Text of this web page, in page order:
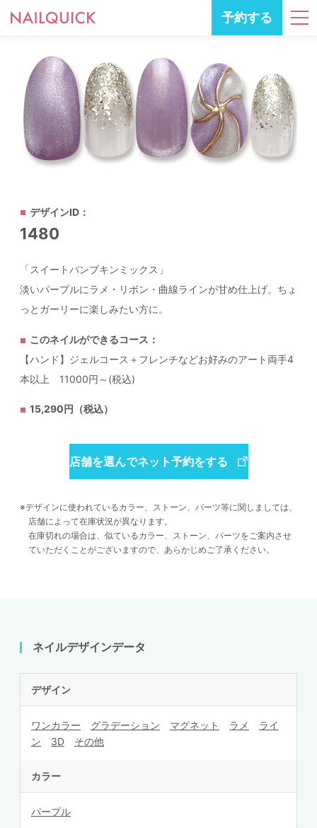
予約する
デザインID：
1480
「スイートパンプキンミックス」
淡いパープルにラメ・リボン・曲線ラインが甘め仕上げ。ちょ
っとガーリーに楽しみたい方に。
このネイルができるコース：
【ハンド】ジェルコース＋フレンチなどお好みのアート両手4
本以上 11000円～(税込)
15,290円（税込）
店舗を選んでネット予約をする
デザインに使われているカラー、ストーン、パーツ等に関しましては、
店舗によって在庫状況が異なります。
在庫切れの場合は、似ているカラー、ストーン、パーツをご案内させ
ていただくことがございますので、あらかじめご了承ください。
ネイルデザインデータ
デザイン
ワンカラー グラデーション マグネット ラメ
ライ
ン
3D その他
カラー
パープル